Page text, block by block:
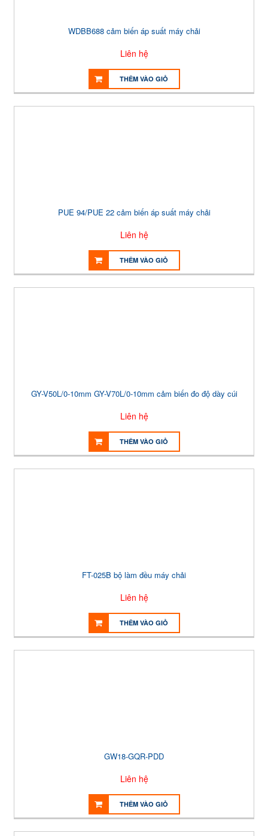
WDBB688 cảm biến áp suất máy chải
Liên hệ
THÊM VÀO GIỎ
PUE 94/PUE 22 cảm biến áp suất máy chải
Liên hệ
THÊM VÀO GIỎ
GY-V50L/0-10mm GY-V70L/0-10mm cảm biến đo độ dày cúi
Liên hệ
THÊM VÀO GIỎ
FT-025B bộ làm đều máy chải
Liên hệ
THÊM VÀO GIỎ
GW18-GQR-PDD
Liên hệ
THÊM VÀO GIỎ